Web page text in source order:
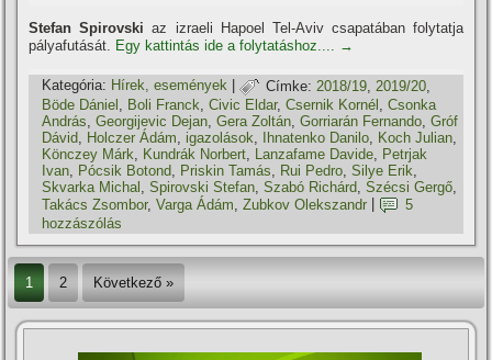
Stefan Spirovski az izraeli Hapoel Tel-Aviv csapatában folytatja
pályafutását. Egy kattintás ide a folytatáshoz.... →
Kategória: Hí­rek, események | Címke: 2018/19 2019/20
Böde Dániel , Boli Franck,Civic Eldar,Csernik Kornél ,Csonka
András,Georgijevic Dejan,Gera Zoltán,Gorriarán Fernando,Gróf
Dávid, Holczer Ádám,igazolások, Ihnatenko Danilo, Koch Julian,
Könczey Márk, Kundrák Norbert, Lanzafame Davide, Petrjak
Ivan, Pócsik Botond, Priskin Tamás, Rui Pedro,Silye Erik,
Skvarka Michal ,Spirovski Stefan,Szabó Richárd,Szécsi Gergő,
Takács Zsombor,Varga Ádám ,Zubkov Olekszandr
5
hozzászólás
1 2 Következő »